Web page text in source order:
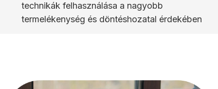
technikák felhasználása a nagyobb
termelékenység és döntéshozatal érdekében